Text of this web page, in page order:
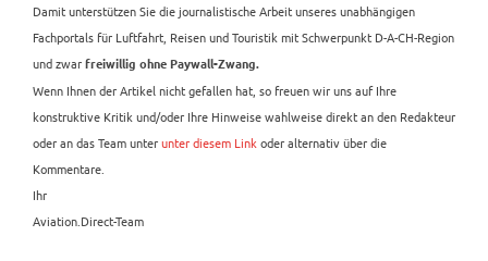
Damit unterstützen Sie die journalistische Arbeit unseres unabhängigen
Fachportals für Luftfahrt, Reisen und Touristik mit Schwerpunkt D-A-CH-Region
und zwar freiwillig ohne Paywall-Zwang.
Wenn Ihnen der Artikel nicht gefallen hat, so freuen wir uns auf Ihre
konstruktive Kritik und/oder Ihre Hinweise wahlweise direkt an den Redakteur
oder an das Team unterunter diesem Link oder alternativ über die
Kommentare.
Ihr
Aviation.Direct-Team